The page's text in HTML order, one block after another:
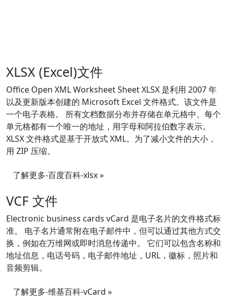
XLSX (Excel)文件
Office Open XML Worksheet Sheet XLSX 是利用 2007 年
以及更新版本创建的 Microsoft Excel 文件格式。该文件是
一个电子表格。 所有文档数据分布并存储在单元格中。每个
单元格都有一个唯一的地址，用字母和阿拉伯数字表示。
XLSX 文件格式是基于开放式 XML。为了减小文件的大小，
用 ZIP 压缩。
了解更多-百度百科-xlsx »
VCF 文件
Electronic business cards vCard 是电子名片的文件格式标
准。 电子名片通常附在电子邮件中，但可以通过其他方式交
换，例如在万维网或即时消息传递中。 它们可以包含名称和
地址信息，电话号码，电子邮件地址，URL，徽标，照片和
音频剪辑。
了解更多-维基百科-vCard »